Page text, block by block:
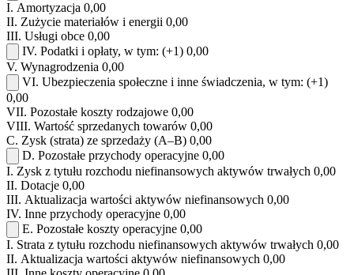
I. Amortyzacja 0,00
II. Zużycie materiałów i energii 0,00
III. Usługi obce 0,00
IV. Podatki i opłaty, w tym: (+1) 0,00
V. Wynagrodzenia 0,00
VI. Ubezpieczenia społeczne i inne świadczenia, w tym: (+1)
0,00
VII. Pozostałe koszty rodzajowe 0,00
VIII. Wartość sprzedanych towarów 0,00
C. Zysk (strata) ze sprzedaży (A–B) 0,00
D. Pozostałe przychody operacyjne 0,00
I. Zysk z tytułu rozchodu niefinansowych aktywów trwałych 0,00
II. Dotacje 0,00
III. Aktualizacja wartości aktywów niefinansowych 0,00
IV. Inne przychody operacyjne 0,00
E. Pozostałe koszty operacyjne 0,00
I. Strata z tytułu rozchodu niefinansowych aktywów trwałych 0,00
II. Aktualizacja wartości aktywów niefinansowych 0,00